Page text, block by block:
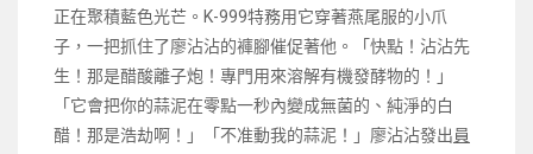
正在聚積藍色光芒。K-999特務用它穿著燕尾服的小爪
子，一把抓住了廖沾沾的褲腳催促著他。「快點！沾沾先
生！那是醋酸離子炮！專門用來溶解有機發酵物的！」
「它會把你的蒜泥在零點一秒內變成無菌的、純淨的白
醋！那是浩劫啊！」「不准動我的蒜泥！」廖沾沾發出員